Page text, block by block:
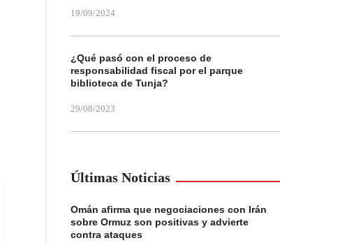
19/09/2024
¿Qué pasó con el proceso de
responsabilidad fiscal por el parque
biblioteca de Tunja?
29/08/2023
Últimas Noticias
Omán afirma que negociaciones con Irán
sobre Ormuz son positivas y advierte
contra ataques